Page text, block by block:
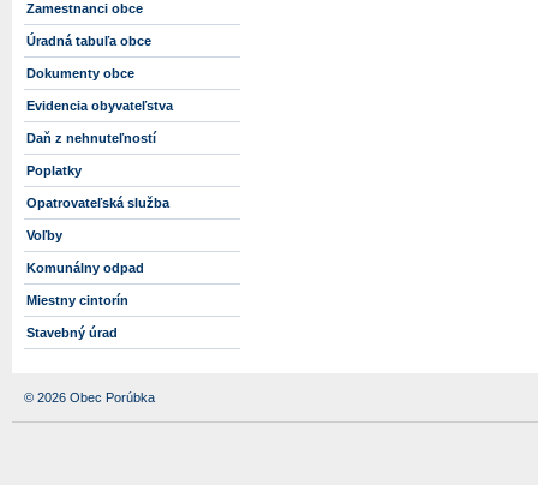
Zamestnanci obce
Úradná tabuľa obce
Dokumenty obce
Evidencia obyvateľstva
Daň z nehnuteľností
Poplatky
Opatrovateľská služba
Voľby
Komunálny odpad
Miestny cintorín
Stavebný úrad
© 2026 Obec Porúbka